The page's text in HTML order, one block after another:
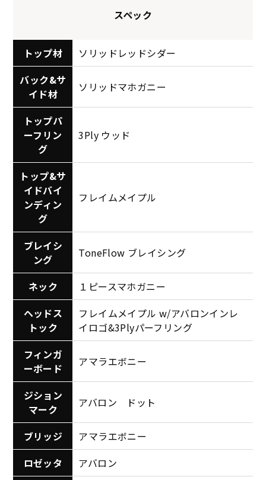
スペック
トップ材
ソリッドレッドシダー
バック&サ
イド材
ソリッドマホガニー
トップパ
ーフリン
グ
3Ply ウッド
トップ&サ
イドバイ
ンディン
グ
フレイムメイプル
ブレイシ
ング
ToneFlow ブレイシング
ネック
１ピースマホガニー
ヘッドス
トック
フレイムメイプル w/アバロンインレ
イロゴ&3Plyパーフリング
フィンガ
ーボード
アマラエボニー
ジション
マーク
アバロン ドット
ブリッジ
アマラエボニー
ロゼッタ
アバロン